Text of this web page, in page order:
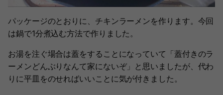
パッケージのとおりに、チキンラーメンを作ります。今回
は鍋で1分煮込む方法で作りました。
お湯を注ぐ場合は蓋をすることになっていて「蓋付きのラ
ーメンどんぶりなんて家にないぞ」と思いましたが、代わ
りに平皿をのせればいいことに気が付きました。